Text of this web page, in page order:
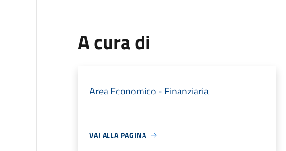
A cura di
Area Economico - Finanziaria
VAI ALLA PAGINA